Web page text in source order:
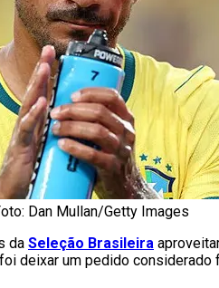
Dan Mullan/Getty Images
da Seleção Brasileira
deixar um pedido